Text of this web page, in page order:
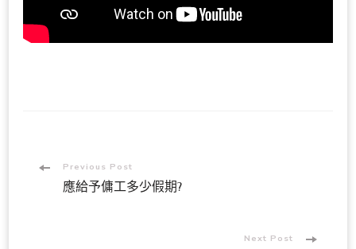
PostPrevious Post
應給予傭工多少假期?
Next Post